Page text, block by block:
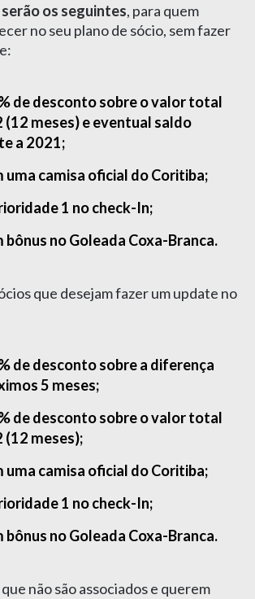
os seguintes, para quem
no seu plano de sócio, sem fazer
de desconto sobre o valor total
(12 meses) e eventual saldo
a 2021;
uma camisa oficial do Coritiba;
1 no check-In;
bônus no Goleada Coxa-Branca.
que desejam fazer um update no
de desconto sobre a diferença
5 meses;
de desconto sobre o valor total
(12 meses);
uma camisa oficial do Coritiba;
1 no check-In;
bônus no Goleada Coxa-Branca.
não são associados e querem